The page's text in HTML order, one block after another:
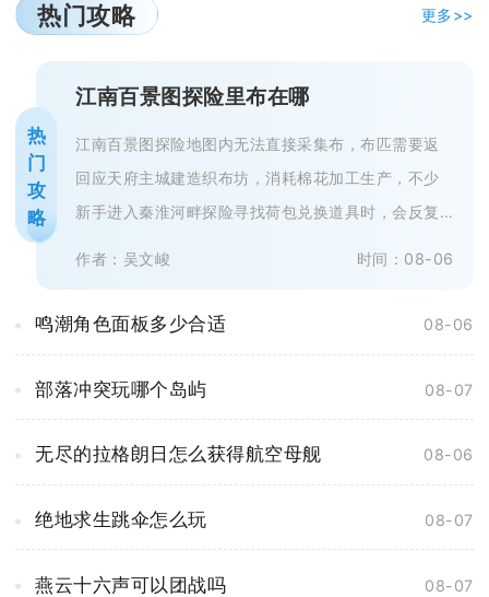
热门攻略 更多>>
热
门
攻
略
江南百景图探险里布在哪
江南百景图探险地图内无法直接采集布，布匹需要返
回应天府主城建造织布坊，消耗棉花加工生产，不少
新手进入秦淮河畔探险寻找荷包兑换道具时，会反复
作者：吴文峻 时间：08-06
鸣潮角色面板多少合适 08-06
部落冲突玩哪个岛屿 08-07
无尽的拉格朗日怎么获得航空母舰 08-06
绝地求生跳伞怎么玩 08-07
燕云十六声可以团战吗 08-07